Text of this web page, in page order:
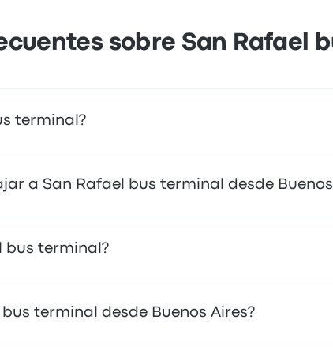
sobre San Rafael
terminal?
directo a tu destino. Alternativamente, también
a San Rafael bus terminal desde Buenos
Rafael bus terminal es en autobús, que proporciona
bus terminal?
variedad de destinos. Algunas opciones populares
Usa nuestra herramienta de búsqueda para
terminal desde Buenos Aires?